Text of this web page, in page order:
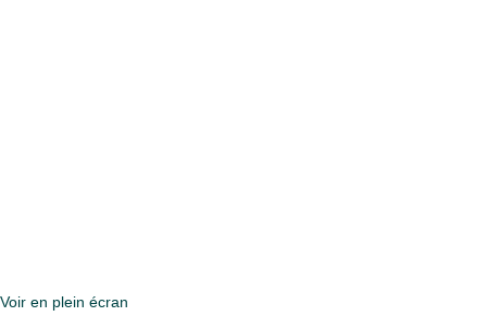
Voir en plein écran